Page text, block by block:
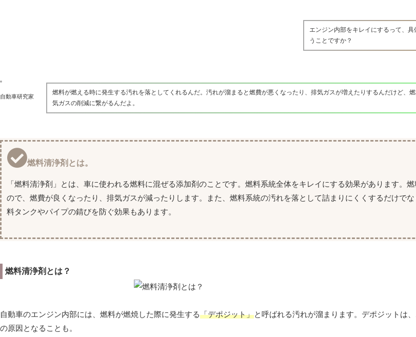
エンジン内部をキレイにするって、具
うことですか？
自動車研究家
燃料が燃える時に発生する汚れを落としてくれるんだ。汚れが溜まると燃費が悪くなったり、排気ガスが増えたりするんだけど、
気ガスの削減に繋がるんだよ。
燃料清浄剤とは。
「燃料清浄剤」とは、車に使われる燃料に混ぜる添加剤のことです。燃料系統全体をキレイにする効果があります。
ので、燃費が良くなったり、排気ガスが減ったりします。また、燃料系統の汚れを落として詰まりにくくするだけで
料タンクやパイプの錆びを防ぐ効果もあります。
燃料清浄剤とは？
自動車のエンジン内部には、燃料が燃焼した際に発生する「デポジット」と呼ばれる汚れが溜まります。デポジットは
の原因となることも。